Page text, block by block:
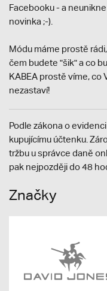
Facebooku - a
novinka ;-).
Módu máme prostě
čem budete "šik" a co
KABEA prostě víme, co
nezastaví!
Podle zákona o
kupujícímu účtenku.
tržbu u správce daně
pak nejpozději do 48
Značky